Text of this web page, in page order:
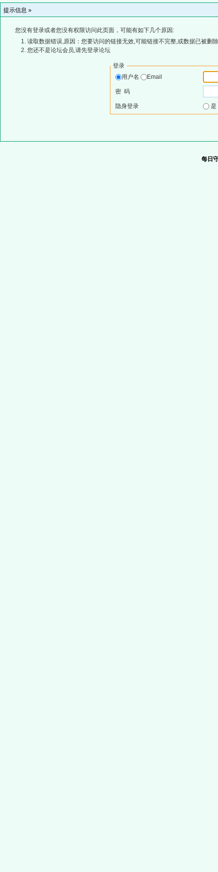
提示信息 »
您没有登录或者您没有权限访问此页面，可能有如下几个原因:
读取数据错误,原因：您要访问的链接无效,可能链接不完整,或数据已被删
您还不是论坛会员,请先登录论坛
登录
用户名
Email
密 码
隐身登录
每日